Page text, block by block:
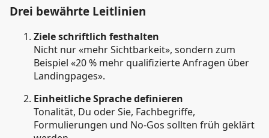
Drei bewährte Leitlinien
Ziele schriftlich festhalten
Nicht nur «mehr Sichtbarkeit», sondern zum
Beispiel «20 % mehr qualifizierte Anfragen über
Landingpages».
Einheitliche Sprache definieren
Tonalität, Du oder Sie, Fachbegriffe,
Formulierungen und No-Gos sollten früh geklärt